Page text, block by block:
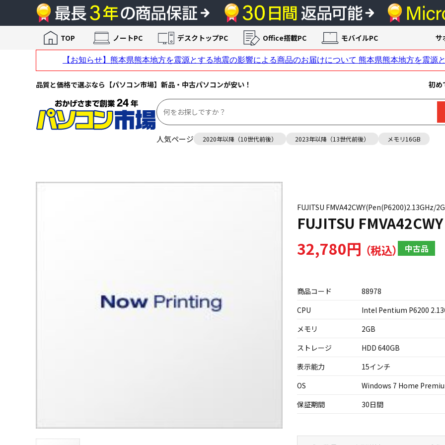
品質と価格で選ぶなら【パソコン市場】新品・中古パソコンが安い！ 初め
人気ページ 2020年以降（10世代前後） 2023年以降（13世代前後） メモリ16GB
TOP ノートPC デスクトップPC Office搭載PC モバイルPC サ
FUJITSU FMVA42CWY(Pen(P6200)2.13GHz/
FUJITSU FMVA42CWY
32,780円 中古品
商品コード
88978
CPU
Intel Pentium P6200
メモリ
2GB
ストレージ
HDD 640GB
表示能力
15インチ
OS
Windows 7 Home
保証期間
30日間